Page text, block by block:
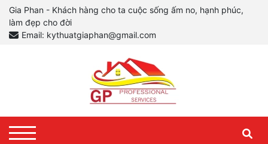
Gia Phan - Khách hàng cho ta cuộc sống ấm no, hạnh phúc,
làm đẹp cho đời
Email: kythuatgiaphan@gmail.com